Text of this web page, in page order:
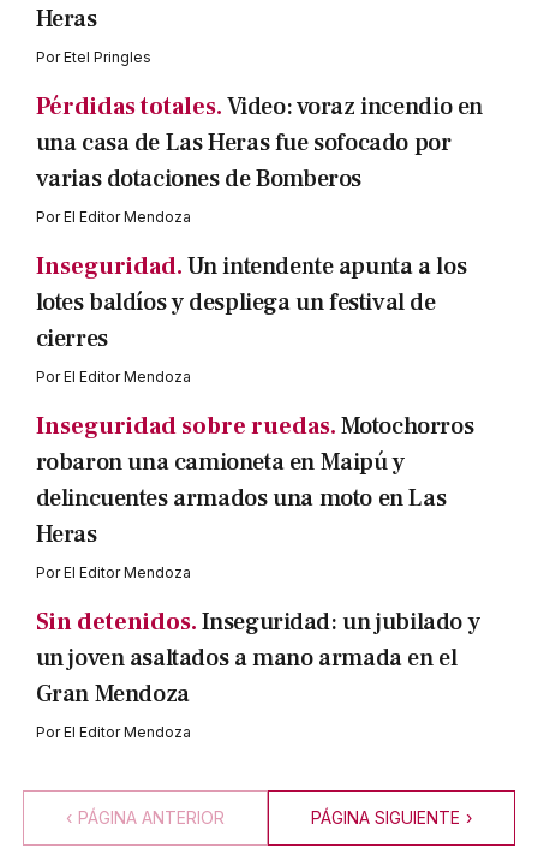
Heras
PorEtel Pringles
Pérdidas totales.Video: voraz incendio en
una casa de Las Heras fue sofocado por
varias dotaciones de Bomberos
PorEl Editor Mendoza
Inseguridad.Un intendente apunta a los
lotes baldíos y despliega un festival de
cierres
PorEl Editor Mendoza
Inseguridad sobre ruedas.Motochorros
robaron una camioneta en Maipú y
delincuentes armados una moto en Las
Heras
PorEl Editor Mendoza
Sin detenidos.Inseguridad: un jubilado y
un joven asaltados a mano armada en el
Gran Mendoza
PorEl Editor Mendoza
‹ PÁGINA ANTERIOR PÁGINA SIGUIENTE ›